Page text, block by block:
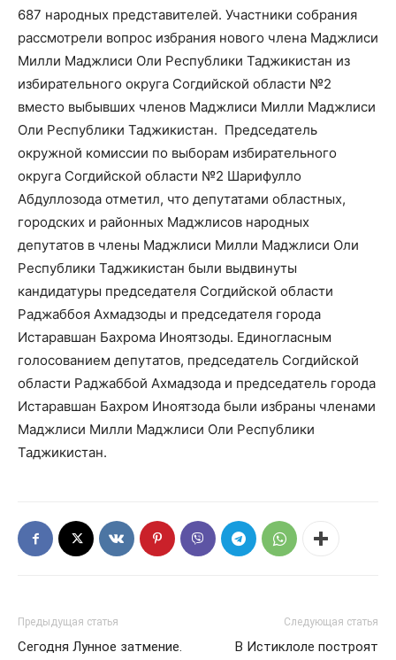
687 народных представителей. Участники собрания
рассмотрели вопрос избрания нового члена Маджлиси
Милли Маджлиси Оли Республики Таджикистан из
избирательного округа Согдийской области №2
вместо выбывших членов Маджлиси Милли Маджлиси
Оли Республики Таджикистан. Председатель
окружной комиссии по выборам избирательного
округа Согдийской области №2 Шарифулло
Абдуллозода отметил, что депутатами областных,
городских и районных Маджлисов народных
депутатов в члены Маджлиси Милли Маджлиси Оли
Республики Таджикистан были выдвинуты
кандидатуры председателя Согдийской области
Раджаббоя Ахмадзоды и председателя города
Истаравшан Бахрома Иноятзоды. Единогласным
голосованием депутатов, председатель Согдийской
области Раджаббой Ахмадзода и председатель города
Истаравшан Бахром Иноятзода были избраны членами
Маджлиси Милли Маджлиси Оли Республики
Таджикистан.
Предыдущая статья
Сегодня Лунное затмение.
Следующая статья
В Истиклоле построят